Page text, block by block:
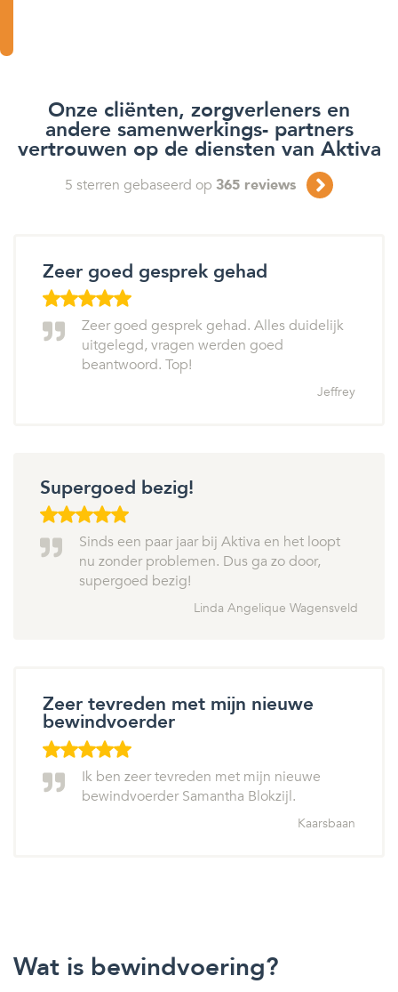
Onze cliënten, zorgverleners en
andere samenwerkings- partners
vertrouwen op de diensten van Aktiva
5 sterren gebaseerd op 365 reviews
Zeer goed gesprek gehad
Zeer goed gesprek gehad. Alles duidelijk
uitgelegd, vragen werden goed
beantwoord. Top!
Jeffrey
Supergoed bezig!
Sinds een paar jaar bij Aktiva en het loopt
nu zonder problemen. Dus ga zo door,
supergoed bezig!
Linda Angelique Wagensveld
Zeer tevreden met mijn nieuwe
bewindvoerder
Ik ben zeer tevreden met mijn nieuwe
bewindvoerder Samantha Blokzijl.
Kaarsbaan
Wat is bewindvoering?